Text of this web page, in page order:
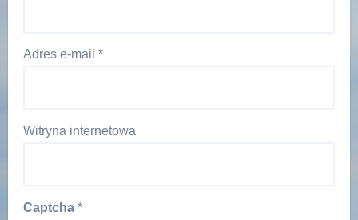
Adres e-mail *
Witryna internetowa
Captcha *